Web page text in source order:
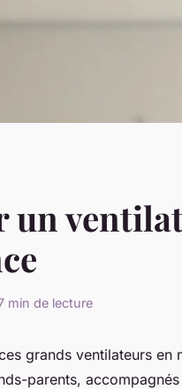
un
min de lecture
grands ventilateurs en
parents,